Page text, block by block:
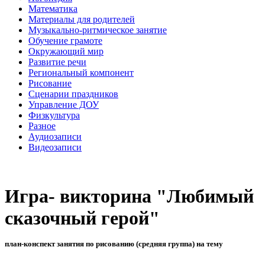
Математика
Материалы для родителей
Музыкально-ритмическое занятие
Обучение грамоте
Окружающий мир
Развитие речи
Региональный компонент
Рисование
Сценарии праздников
Управление ДОУ
Физкультура
Разное
Аудиозаписи
Видеозаписи
Игра- викторина "Любимый
сказочный герой"
план-конспект занятия по рисованию (средняя группа) на тему